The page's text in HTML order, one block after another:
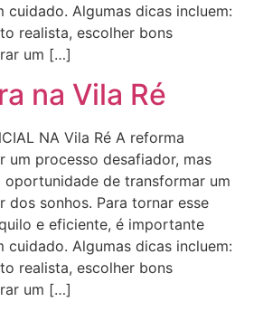
cuidado. Algumas dicas incluem:
realista, escolher bons
um […]
na Vila Ré
NA Vila Ré A reforma
um processo desafiador, mas
oportunidade de transformar um
dos sonhos. Para tornar esse
e eficiente, é importante
cuidado. Algumas dicas incluem:
realista, escolher bons
um […]